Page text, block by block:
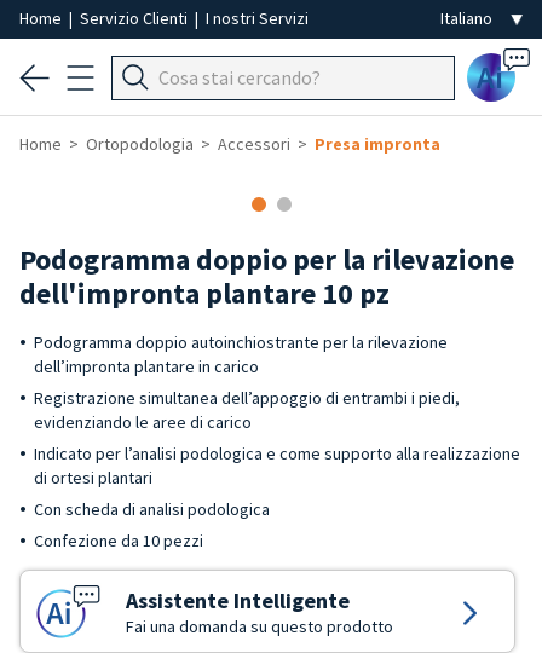
Home | Servizio Clienti | I nostri Servizi
Ai
Home Ortopodologia Accessori Presa impronta
Podogramma doppio per la rilevazione
dell'impronta plantare 10 pz
Podogramma doppio autoinchiostrante per la rilevazione
dell’impronta plantare in carico
Registrazione simultanea dell’appoggio di entrambi i piedi,
evidenziando le aree di carico
Indicato per l’analisi podologica e come supporto alla realizzazione
di ortesi plantari
Con scheda di analisi podologica
Confezione da 10 pezzi
Assistente Intelligente
Fai una domanda su questo prodotto